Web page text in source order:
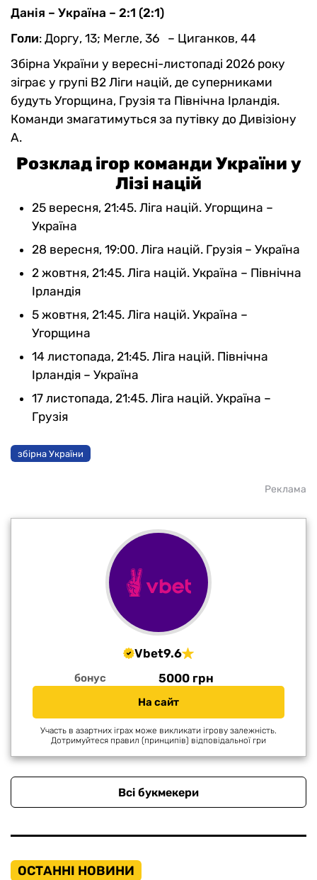
Данія – Україна – 2:1 (2:1)
Голи: Доргу, 13; Мегле, 36 – Циганков, 44
Збірна України у вересні-листопаді 2026 року
зіграє у групі В2 Ліги націй, де суперниками
будуть Угорщина, Грузія та Північна Ірландія.
Команди змагатимуться за путівку до Дивізіону
А.
Розклад ігор команди України у
Лізі націй
25 вересня, 21:45. Ліга націй. Угорщина –
Україна
28 вересня, 19:00. Ліга націй. Грузія – Україна
2 жовтня, 21:45. Ліга націй. Україна – Північна
Ірландія
5 жовтня, 21:45. Ліга націй. Україна –
Угорщина
14 листопада, 21:45. Ліга націй. Північна
Ірландія – Україна
17 листопада, 21:45. Ліга націй. Україна –
Грузія
збірна України
Реклама
Vbet9.6
бонус 5000 грн
На сайт
Участь в азартних іграх може викликати ігрову залежність.
Дотримуйтеся правил (принципів) відповідальної гри
Всі букмекери
ОСТАННІ НОВИНИ